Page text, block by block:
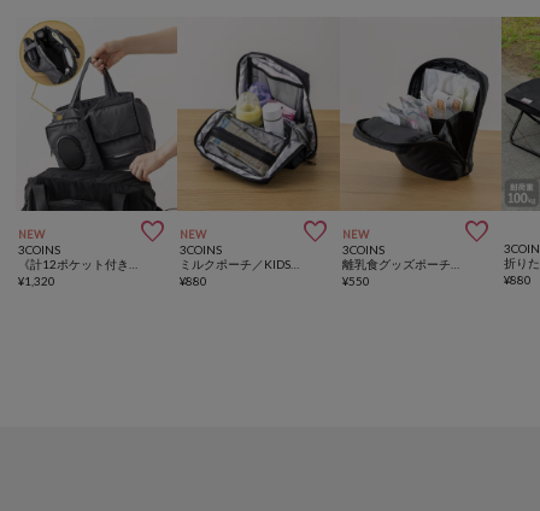
NEW 
3COINS
¥1,320
NEW 
3COINS
¥880
NEW 
3COINS
¥550
折り
¥880